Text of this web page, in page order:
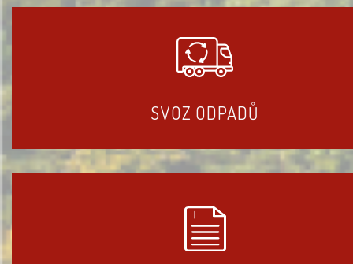
SVOZ ODPADŮ